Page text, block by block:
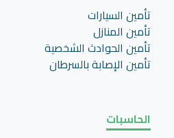
تأمين السيارات
تأمين المنازل
تأمين الحوادث الشخصية
تأمين اﻹصابة بالسرطان
الحاسبات